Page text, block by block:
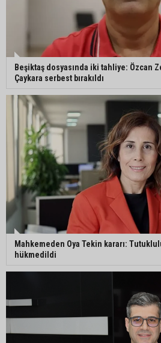
Beşiktaş dosyasında iki tahliye: Özcan
Çaykara serbest bırakıldı
Mahkemeden Oya Tekin kararı:
hükmedildi